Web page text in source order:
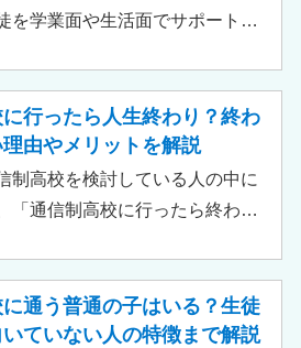
ません。中には、大学進学を想
績を豊富にもつ学校もありま
を学業面や生活面でサポートす
サポート校のみでは高卒資格を
できません。 ただし、個別の学
導やスクールカウンセラーによ
活面での相談など手厚い支援が
ょう。 この記事では、サポート
特徴や通信制高校との違い、メ
行ったら人生終わり？終わ
理由やメリットを解説
制高校を検討している人の中に
「通信制高校に行ったら終わ
る人もいるのではないでしょう
結論から言うと、通信制高校に
通う普通の子はいる？生徒
ていない人の特徴まで解説